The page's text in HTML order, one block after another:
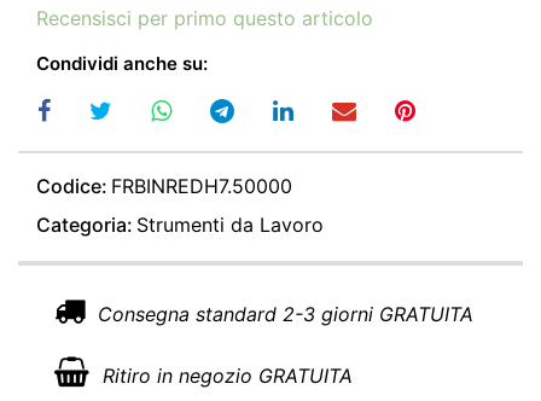
Recensisci per primo questo articolo
Condividi anche su:
Codice: FRBINREDH7.50000
Categoria: Strumenti da Lavoro
Consegna standard 2-3 giorni GRATUITA
Ritiro in negozio GRATUITA